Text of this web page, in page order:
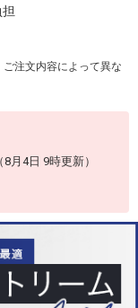
注文内容によって異な
月4日 9時更新）